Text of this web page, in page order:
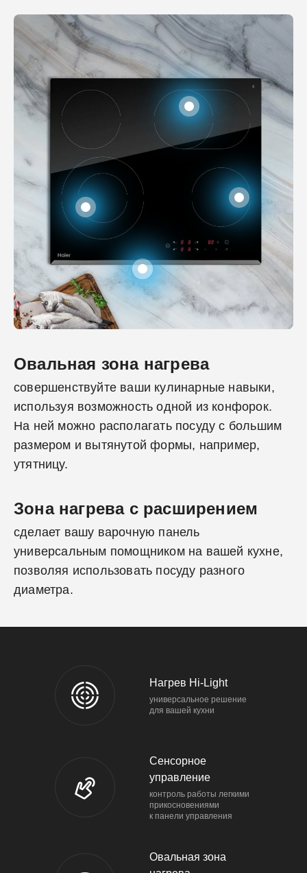
Овальная зона нагрева
совершенствуйте ваши кулинарные навыки,
используя возможность одной из конфорок.
На ней можно располагать посуду с большим
размером и вытянутой формы, например,
утятницу.
Зона нагрева с расширением
сделает вашу варочную панель
универсальным помощником на вашей кухне,
позволяя использовать посуду разного
диаметра.
Нагрев Hi-Light
универсальное решение
для вашей кухни
Сенсорное
управление
контроль работы легкими
прикосновениями
к панели управления
Овальная зона